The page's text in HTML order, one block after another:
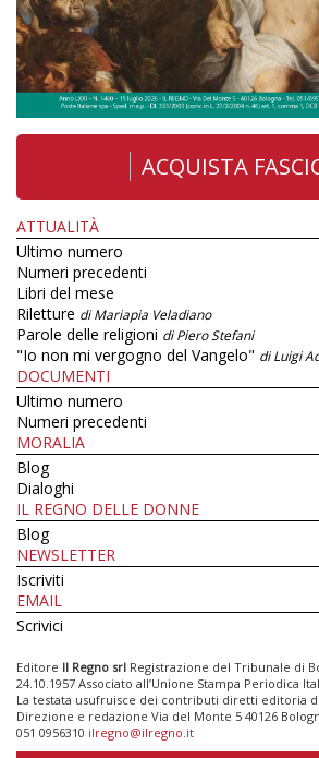
ACQUISTA
ATTUALITÀ
Ultimo numero
Numeri precedenti
Libri del mese
Riletture di Mariapia Veladiano
Parole delle religioni di Piero Stefani
"Io non mi vergogno del Vangelo" di Luigi
DOCUMENTI
Ultimo numero
Numeri precedenti
MORALIA
Blog
Dialoghi
IL REGNO DELLE DONNE
Blog
NEWSLETTER
Iscriviti
EMAIL
Scrivici
Editore Il Regno srl Registrazione del Tribunale di
24.10.1957 Associato all’Unione Stampa Periodica
La testata usufruisce dei contributi diretti editoria
Direzione e redazione Via del Monte 5 40126
051 0956310 ilregno@ilregno.it